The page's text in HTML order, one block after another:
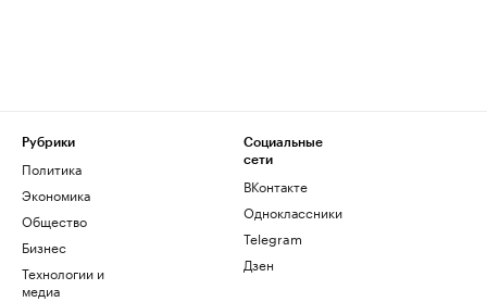
Рубрики
Политика
Экономика
Общество
Бизнес
Технологии и
медиа
Социальные
сети
ВКонтакте
Одноклассники
Telegram
Дзен